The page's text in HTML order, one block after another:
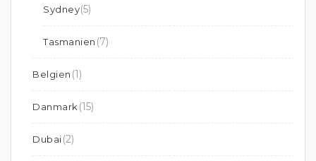
Sydney(5)
Tasmanien (7)
Belgien (1)
Danmark (15)
Dubai(2)